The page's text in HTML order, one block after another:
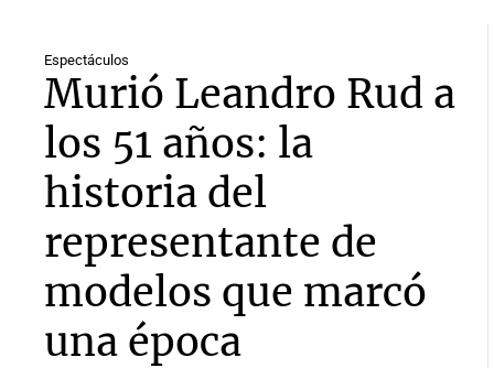
Espectáculos
Murió Leandro Rud a
los 51 años: la
historia del
representante de
modelos que marcó
una época